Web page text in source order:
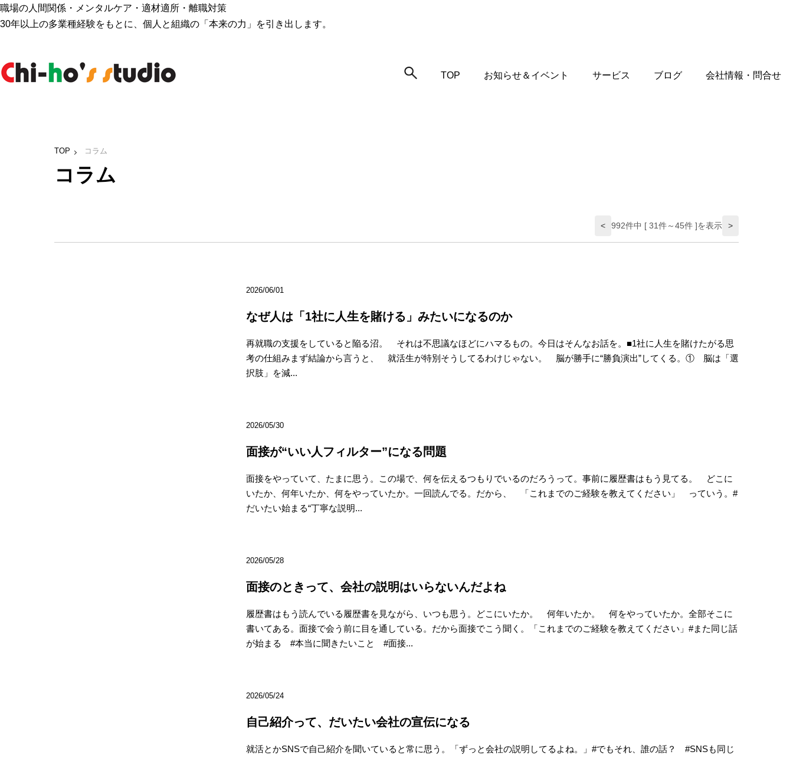
職場の人間関係・メンタルケア・適材適所・離職対策
30年以上の多業種経験をもとに、個人と組織の「本来の力」を引き出します。
TOP お知らせ＆イベント サービス ブログ 会社情報・問合せ
TOP コラム
コラム
< 992件中 [ 31件～45件 ]を表示 >
2026/06/01
なぜ人は「1社に人生を賭ける」みたいになるのか
再就職の支援をしていると陥る沼。 それは不思議なほどにハマるもの。今日はそんなお話を。■1社に人生を賭けたがる思
考の仕組みまず結論から言うと、 就活生が特別そうしてるわけじゃない。 脳が勝手に“勝負演出”してくる。① 脳は「選
択肢」を減...
2026/05/30
面接が“いい人フィルター”になる問題
面接をやっていて、たまに思う。この場で、何を伝えるつもりでいるのだろうって。事前に履歴書はもう見てる。 どこに
いたか、何年いたか、何をやっていたか。一回読んでる。だから、 「これまでのご経験を教えてください」 っていう。#
だいたい始まる“丁寧な説明...
2026/05/28
面接のときって、会社の説明はいらないんだよね
履歴書はもう読んでいる履歴書を見ながら、いつも思う。どこにいたか。 何年いたか。 何をやっていたか。全部そこに
書いてある。面接で会う前に目を通している。だから面接でこう聞く。「これまでのご経験を教えてください」#また同じ話
が始まる #本当に聞きたいこと #面接...
2026/05/24
自己紹介って、だいたい会社の宣伝になる
就活とかSNSで自己紹介を聞いていると常に思う。「ずっと会社の説明してるよね。」#でもそれ、誰の話？ #SNSも同じ